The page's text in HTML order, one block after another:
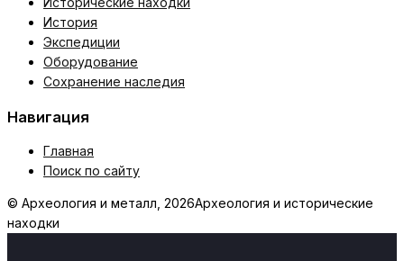
История
Экспедиции
Оборудование
Сохранение наследия
Навигация
Главная
Поиск по сайту
© Археология и металл, 2026Археология и исторические
находки